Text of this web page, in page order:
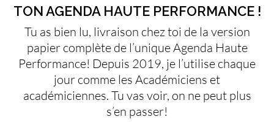
TON AGENDA HAUTE PERFORMANCE !
Tu as bien lu, livraison chez toi de la version
papier complète de l’unique Agenda Haute
Performance! Depuis 2019, je l’utilise chaque
jour comme les Académiciens et
académiciennes. Tu vas voir, on ne peut plus
s’en passer!